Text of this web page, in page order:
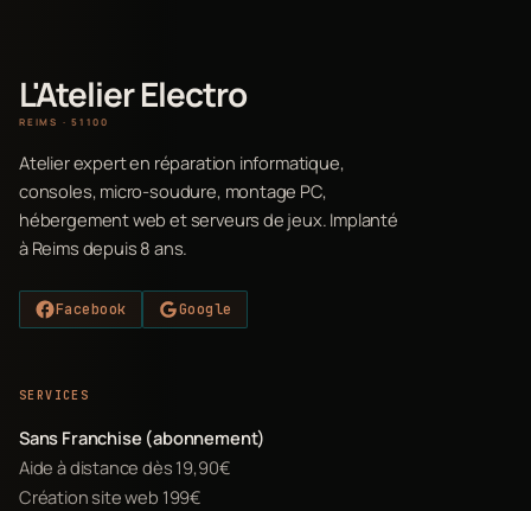
L'Atelier Electro
REIMS · 51100
Atelier expert en réparation informatique,
consoles, micro-soudure, montage PC,
hébergement web et serveurs de jeux. Implanté
à Reims depuis 8 ans.
Facebook Google
SERVICES
Sans Franchise (abonnement)
Aide à distance dès 19,90€
Création site web 199€